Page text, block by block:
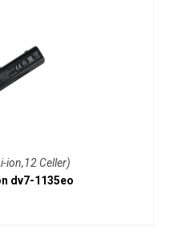
ion,12 Celler)
dv7-1135eo